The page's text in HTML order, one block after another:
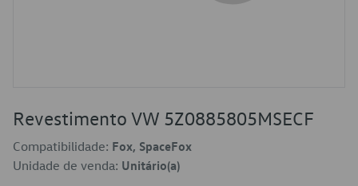
Revestimento VW 5Z0885805MSECF
Compatibilidade: Fox, SpaceFox
Unidade de venda: Unitário(a)